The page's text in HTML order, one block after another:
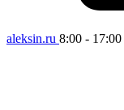
aleksin.ru 8:00 - 17:00